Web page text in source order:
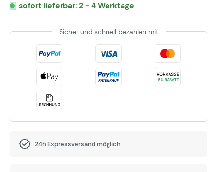
sofort lieferbar: 2 - 4 Werktage
Sicher und schnell bezahlen mit
24h Expressversand möglich